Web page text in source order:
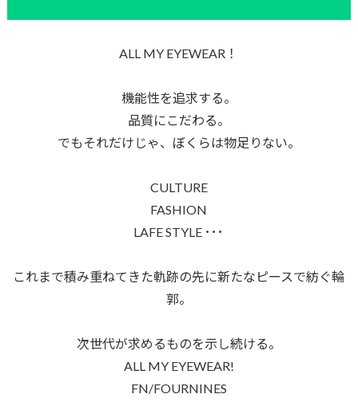
ALL MY EYEWEAR！
機能性を追求する。
品質にこだわる。
でもそれだけじゃ、ぼくらは物足りない。
CULTURE
FASHION
LAFE STYLE ･･･
これまで積み重ねてきた軌跡の先に新たなピースで紡ぐ輪
郭。
次世代が求めるものを示し続ける。
ALL MY EYEWEAR!
FN/FOURNINES